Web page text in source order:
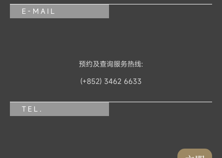
E-MAIL
预约及查询服务热线:
(+852) 3462 6633
TEL.